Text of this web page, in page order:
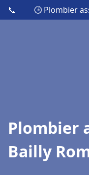
📞 🕒 Plombier
Plombier
Bailly